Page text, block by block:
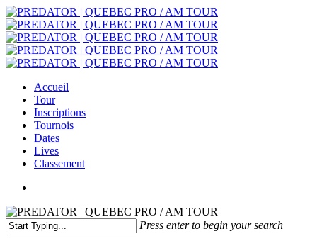
Accueil
Tour
Inscriptions
Tournois
Dates
Lives
Classement
Press enter to begin your search